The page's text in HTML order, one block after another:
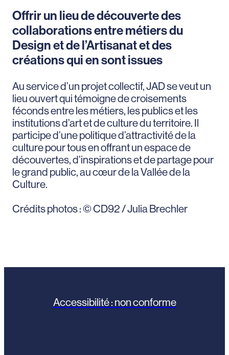
Offrir un lieu de découverte des
collaborations entre métiers du
Design et de l’Artisanat et des
créations qui en sont issues
Au service d’un projet collectif, JAD se veut un
lieu ouvert qui témoigne de croisements
féconds entre les métiers, les publics et les
institutions d’art et de culture du territoire. Il
participe d’une politique d’attractivité de la
culture pour tous en offrant un espace de
découvertes, d’inspirations et de partage pour
le grand public, au cœur de la Vallée de la
Culture.
Crédits photos : © CD92 / Julia Brechler
Accessibilité : non conforme